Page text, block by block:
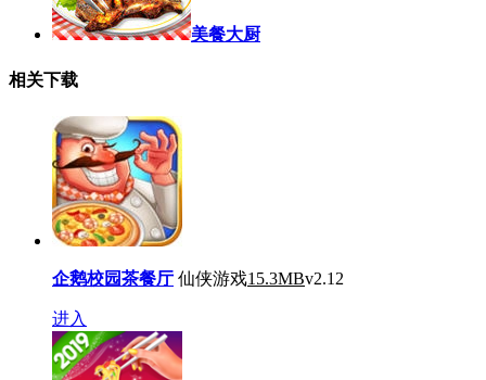
美餐大厨
相关下载
企鹅校园茶餐厅 仙侠游戏15.3MBv2.12
进入